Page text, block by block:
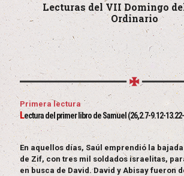
Lecturas del VII Domingo
Ordinario
Primera lectura
Lectura del primer libro de Samuel (26,2.7-9.12-
En aquellos días, Saúl emprendió la
de Zif, con tres mil soldados israelitas,
en busca de David. David y Abisay fueron